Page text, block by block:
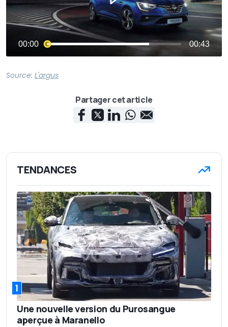
Source: L'argus
Partager cet article
TENDANCES
1
Une nouvelle version du Purosangue
aperçue à Maranello